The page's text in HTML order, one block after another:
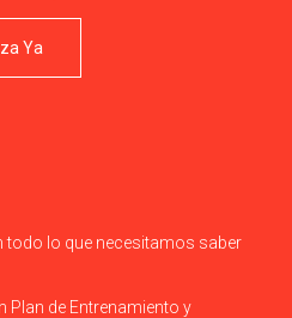
Ya
todo lo que necesitamos saber
Plan de Entrenamiento y